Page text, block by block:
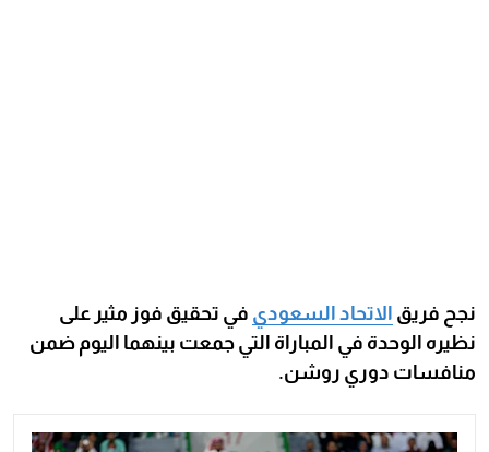
نجح فريق الاتحاد السعودي في تحقيق فوز مثير على
نظيره الوحدة في المباراة التي جمعت بينهما اليوم ضمن
منافسات دوري روشن.